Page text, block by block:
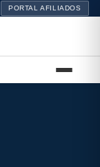
BRENT:$72.16▲ +0.42
PORTAL AFILIADOS